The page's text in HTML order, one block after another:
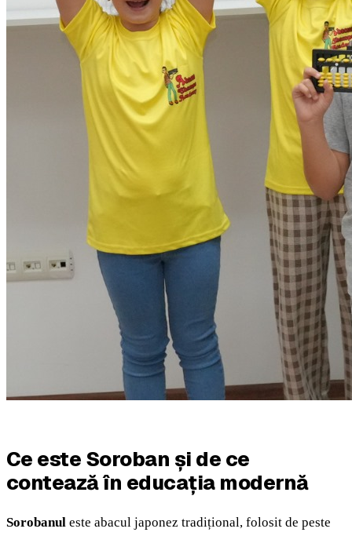
Ce este Soroban și de ce
contează în educația modernă
Sorobanul este abacul japonez tradițional, folosit de peste